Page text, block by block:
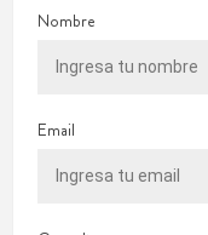
Nombre
Email